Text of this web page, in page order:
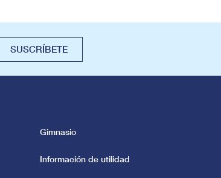
SUSCRÍBETE
Gimnasio
Información de utilidad